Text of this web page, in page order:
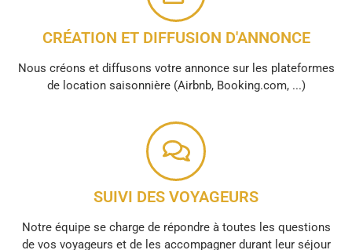
CRÉATION ET DIFFUSION D'ANNONCE
Nous créons et diffusons votre annonce sur les plateformes
de location saisonnière (Airbnb, Booking.com, ...)
SUIVI DES VOYAGEURS
Notre équipe se charge de répondre à toutes les questions
de vos voyageurs et de les accompagner durant leur séjour